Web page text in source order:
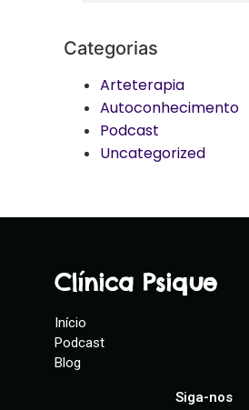
Categorias
Arteterapia
Autoconhecimento
Podcast
Uncategorized
Clínica Psique
Início
Podcast
Blog
Siga-nos